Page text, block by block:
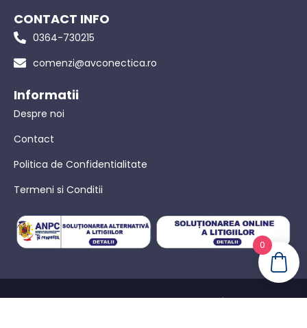
CONTACT INFO
0364-730215
comenzi@avconectica.ro
Informatii
Despre noi
Contact
Politica de Confidentialitate
Termeni si Conditii
© AVConectica – Toate drepturile rezervate! |Politica de
0